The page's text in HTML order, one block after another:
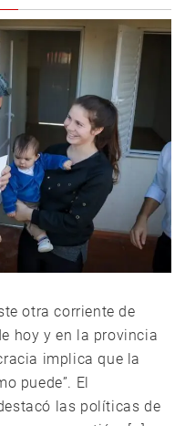
otra corriente de
hoy y en la provincia
implica que la
puede”. El
las políticas de